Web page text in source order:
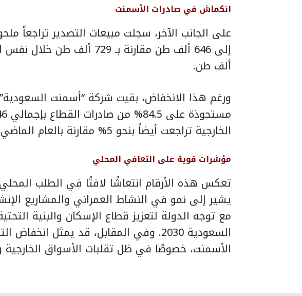
انكماش في صادرات الأسمنت
ألف طن.
ورغم هذا الانخفاض، بقيت شركة “أسمنت السعودية”
الخارجية تراجعت أيضاً بنحو 5% مقارنة بالعام الماضي.
مؤشرات قوية على التعافي المحلي
تعكس هذه الأرقام انتعاشًا لافتًا في الطلب
يشير إلى نمو في النشاط العمراني والمشاريع
مع توجه الدولة لتعزيز قطاع الإسكان والبنية
السعودية 2030. وفي المقابل، قد يمثل
الأسمنت، خصوصًا في ظل تقلبات الأسواق الخارجية